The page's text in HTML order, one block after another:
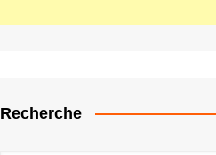
Recherche